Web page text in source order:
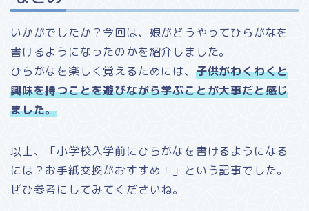
いかがでしたか？今回は、娘がどうやってひらがなを
書けるようになったのかを紹介しました。
ひらがなを楽しく覚えるためには、 子供がわくわくと
興味を持つことを遊びながら学ぶことが大事だと感じ
ました。
以上、「小学校入学前にひらがなを書けるようになる
には？お手紙交換がおすすめ！」という記事でした。
ぜひ参考にしてみてくださいね。